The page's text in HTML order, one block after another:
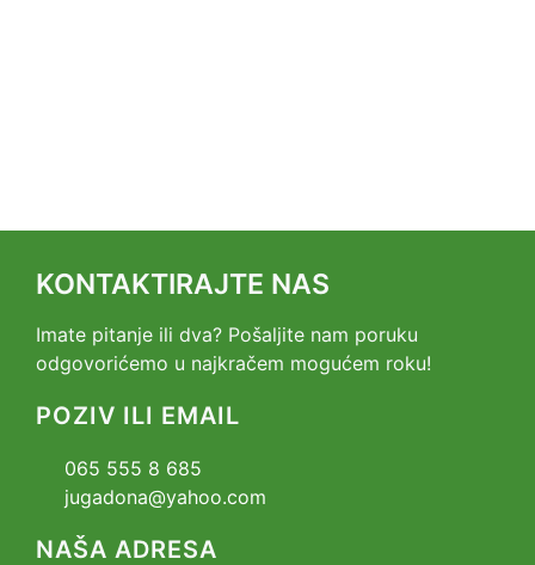
KONTAKTIRAJTE NAS
Imate pitanje ili dva? Pošaljite nam poruku
odgovorićemo u najkračem mogućem roku!
POZIV ILI EMAIL
065 555 8 685
jugadona@yahoo.com
NAŠA ADRESA